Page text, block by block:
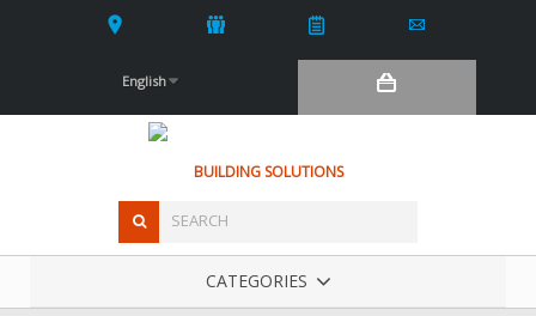
English
BUILDING SOLUTIONS
CATEGORIES